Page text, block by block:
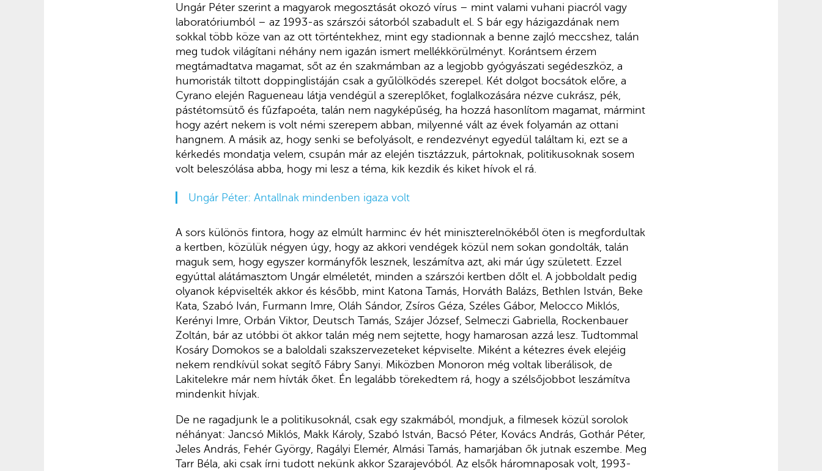
Ungár Péter szerint a magyarok megosztását okozó vírus – mint valami vuhani piacról vagy
laboratóriumból – az 1993-as szárszói sátorból szabadult el. S bár egy házigazdának nem
sokkal több köze van az ott történtekhez, mint egy stadionnak a benne zajló meccshez, talán
meg tudok világítani néhány nem igazán ismert mellékkörülményt. Korántsem érzem
megtámadtatva magamat, sőt az én szakmámban az a legjobb gyógyászati segédeszköz, a
humoristák tiltott doppinglistáján csak a gyűlölködés szerepel. Két dolgot bocsátok előre, a
Cyrano elején Ragueneau látja vendégül a szereplőket, foglalkozására nézve cukrász, pék,
pástétomsütő és fűzfapoéta, talán nem nagyképűség, ha hozzá hasonlítom magamat, mármint
hogy azért nekem is volt némi szerepem abban, milyenné vált az évek folyamán az ottani
hangnem. A másik az, hogy senki se befolyásolt, e rendezvényt egyedül találtam ki, ezt se a
kérkedés mondatja velem, csupán már az elején tisztázzuk, pártoknak, politikusoknak sosem
volt beleszólása abba, hogy mi lesz a téma, kik kezdik és kiket hívok el rá.
Ungár Péter: Antallnak mindenben igaza volt
A sors különös fintora, hogy az elmúlt harminc év hét miniszterelnökéből öten is megfordultak
a kertben, közülük négyen úgy, hogy az akkori vendégek közül nem sokan gondolták, talán
maguk sem, hogy egyszer kormányfők lesznek, leszámítva azt, aki már úgy született. Ezzel
egyúttal alátámasztom Ungár elméletét, minden a szárszói kertben dőlt el. A jobboldalt pedig
olyanok képviselték akkor és később, mint Katona Tamás, Horváth Balázs, Bethlen István, Beke
Kata, Szabó Iván, Furmann Imre, Oláh Sándor, Zsíros Géza, Széles Gábor, Melocco Miklós,
Kerényi Imre, Orbán Viktor, Deutsch Tamás, Szájer József, Selmeczi Gabriella, Rockenbauer
Zoltán, bár az utóbbi öt akkor talán még nem sejtette, hogy hamarosan azzá lesz. Tudtommal
Kosáry Domokos se a baloldali szakszervezeteket képviselte. Miként a kétezres évek elejéig
nekem rendkívül sokat segítő Fábry Sanyi. Miközben Monoron még voltak liberálisok, de
Lakitelekre már nem hívták őket. Én legalább törekedtem rá, hogy a szélsőjobbot leszámítva
mindenkit hívjak.
De ne ragadjunk le a politikusoknál, csak egy szakmából, mondjuk, a filmesek közül sorolok
néhányat: Jancsó Miklós, Makk Károly, Szabó István, Bacsó Péter, Kovács András, Gothár Péter,
Jeles András, Fehér György, Ragályi Elemér, Almási Tamás, hamarjában ők jutnak eszembe. Meg
Tarr Béla, aki csak írni tudott nekünk akkor Szarajevóból. Az elsők háromnaposak volt, 1993-